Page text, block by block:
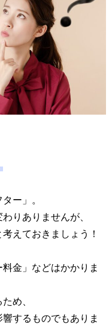
ー」。
りありませんが、
えておきましょう！
金」などはかかりま
め、
するものでもありま